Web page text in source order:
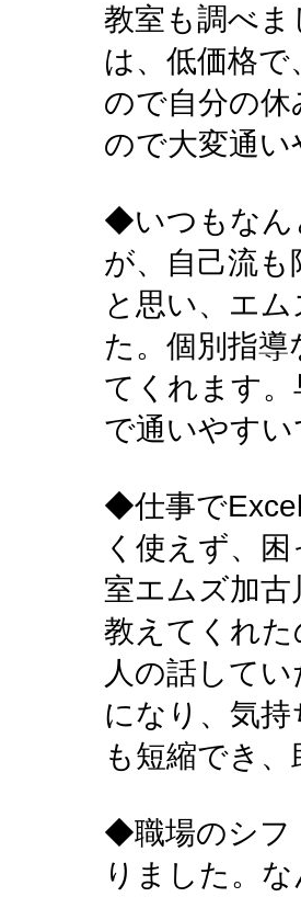
教室も調べ
は、低価格
ので自分の
ので大変通
◆いつもなん
が、自己流
と思い、エ
た。個別指
てくれます
で通いやす
◆仕事で
く使えず、
室エムズ加
教えてくれ
人の話して
になり、気
も短縮でき
◆職場のシフ
りました。